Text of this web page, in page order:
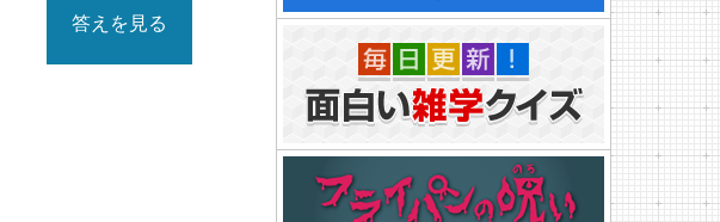
答えを見る